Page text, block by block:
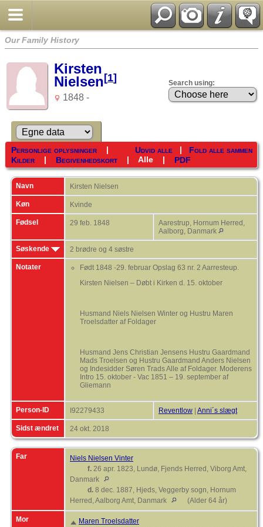
Our Family History
Kirsten
Nielsen [1]
1848 -
Search using:
Udvid alle | Fold alle sammen
Personlige oplysninger|
Kilder| Begivenhedskort| Alle| PDF
Navn Kirsten Nielsen
Køn Kvinde
Fødsel 29 feb. 1848
Aarestrup, Hornum Herred,
Aalborg, Danmark
Søskende 2 brødre og 4 søstre
Notater
Født 1848 -29. februar Opslag 63 nr. 2 Aarresteup.
Kirsten Nielsen – Døbt i Kirken d. 15. oktober
Husmand Niels Nielsen Winter og Hustru Maren
Troelsdatter af Foldager
Husmand Jens Christian Jensens Hustru Gaardmand
Mads Troelsen og Hustru Gaardmand Anders Nielsen
og Indesidder Søren Trads Alle af Foldager. Moderens
Intro 15. oktober - Vac 1851 – 19. september af
Gliemann
Person-ID I92279433 Reventlow Anni´s slægt
Sidst ændret 24 okt. 2018
Far
Niels Nielsen Vinter
f. 26 apr. 1823, Lundø, Fjends Herred, Viborg Amt,
Danmark
d. 8 dec. 1887, Hjeds, Veggerby sogn, Hornum
Herred, Aalborg Amt, Danmark
(Alder 64 år)
Mor
Maren Troelsdatter